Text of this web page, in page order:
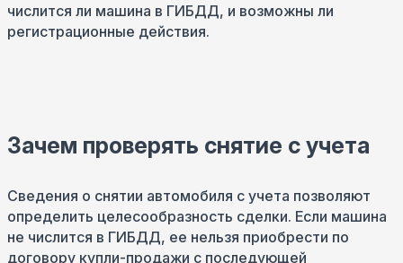
числится ли машина в ГИБДД, и возможны ли
регистрационные действия.
Зачем проверять снятие с учета
Сведения о снятии автомобиля с учета позволяют
определить целесообразность сделки. Если машина
не числится в ГИБДД, ее нельзя приобрести по
договору купли-продажи с последующей